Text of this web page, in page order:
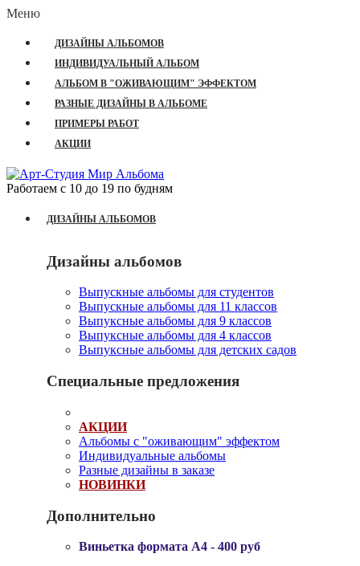
Меню
ДИЗАЙНЫ АЛЬБОМОВ
ИНДИВИДУАЛЬНЫЙ АЛЬБОМ
АЛЬБОМ В "ОЖИВАЮЩИМ" ЭФФЕКТОМ
РАЗНЫЕ ДИЗАЙНЫ В АЛЬБОМЕ
ПРИМЕРЫ РАБОТ
АКЦИИ
Работаем с 10 до 19 по будням
ДИЗАЙНЫ АЛЬБОМОВ
Дизайны альбомов
Выпускные альбомы для студентов
Выпускные альбомы для 11 классов
Выпуксные альбомы для 9 классов
Выпуксные альбомы для 4 классов
Выпуксные альбомы для детских садов
Специальные предложения
АКЦИИ
Альбомы с "оживающим" эффектом
Индивидуальные альбомы
Разные дизайны в заказе
НОВИНКИ
Дополнительно
Виньетка формата А4 - 400 руб